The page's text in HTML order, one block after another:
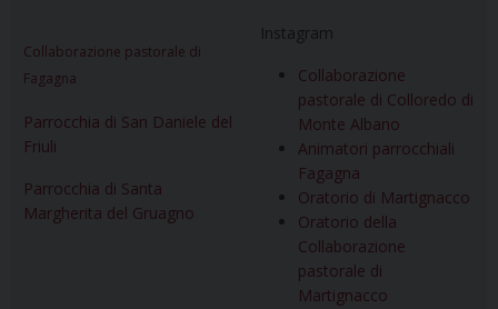
Collaborazione pastorale di
Fagagna
Parrocchia di San Daniele del
Friuli
Parrocchia di Santa
Margherita del Gruagno
Instagram
Collaborazione
pastorale di Colloredo di
Monte Albano
Animatori parrocchiali
Fagagna
Oratorio di Martignacco
Oratorio della
Collaborazione
pastorale di
Martignacco